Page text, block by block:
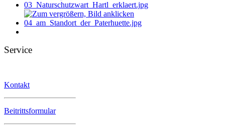
Service
Kontakt
Beitrittsformular